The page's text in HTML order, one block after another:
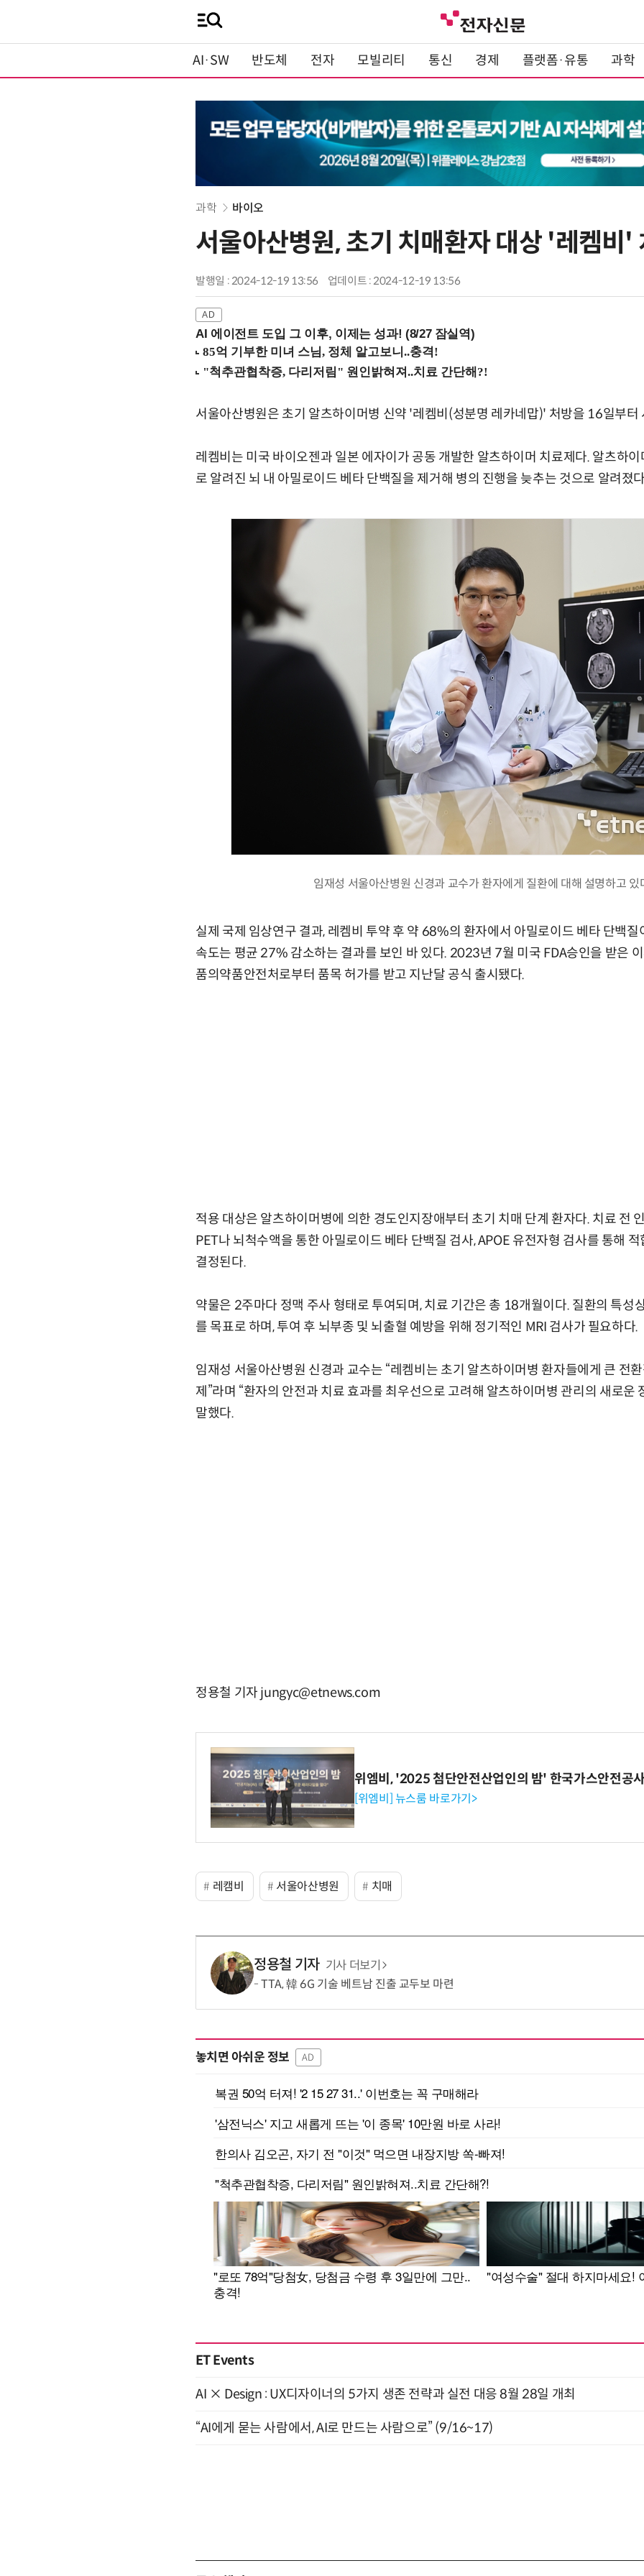
AI·SW 반도체 전자 모빌리티 통신 경제 플랫폼·유통 과학
과학 바이오
서울아산병원, 초기 치매환자 대상 '레켐비'
발행일 : 2024-12-19 13:56 업데이트 : 2024-12-19 13:56
AI 에이전트 도입 그 이후, 이제는 성과! (8/27 잠실역)
서울아산병원은 초기 알츠하이머병 신약 '레켐비(성분명 레카네맙)' 처방을 16일부터
레켐비는 미국 바이오젠과 일본 에자이가 공동 개발한 알츠하이머 치료제다. 알츠하
로 알려진 뇌 내 아밀로이드 베타 단백질을 제거해 병의 진행을 늦추는 것으로 알려졌
임재성 서울아산병원 신경과 교수가 환자에게 질환에 대해 설명하고 있
실제 국제 임상연구 결과, 레켐비 투약 후 약 68%의 환자에서 아밀로이드 베타 단백질
속도는 평균 27% 감소하는 결과를 보인 바 있다. 2023년 7월 미국 FDA승인을 받은
품의약품안전처로부터 품목 허가를 받고 지난달 공식 출시됐다.
적용 대상은 알츠하이머병에 의한 경도인지장애부터 초기 치매 단계 환자다. 치료 전
PET나 뇌척수액을 통한 아밀로이드 베타 단백질 검사, APOE 유전자형 검사를 통해
결정된다.
약물은 2주마다 정맥 주사 형태로 투여되며, 치료 기간은 총 18개월이다. 질환의 특성
를 목표로 하며, 투여 후 뇌부종 및 뇌출혈 예방을 위해 정기적인 MRI 검사가 필요하다.
임재성 서울아산병원 신경과 교수는 “레켐비는 초기 알츠하이머병 환자들에게 큰 전
제”라며 “환자의 안전과 치료 효과를 최우선으로 고려해 알츠하이머병 관리의 새로운
말했다.
정용철 기자 jungyc@etnews.com
위엠비, '2025 첨단안전산업인의 밤' 한국가스안전공
[위엠비] 뉴스룸 바로가기>
레캠비 서울아산병원 치매
정용철 기자 기사 더보기
TTA, 韓 6G 기술 베트남 진출 교두보 마련
놓치면 아쉬운 정보 AD
ET Events
AI × Design : UX디자이너의 5가지 생존 전략과 실전 대응 8월 28일 개최
“AI에게 묻는 사람에서, AI로 만드는 사람으로” (9/16~17)